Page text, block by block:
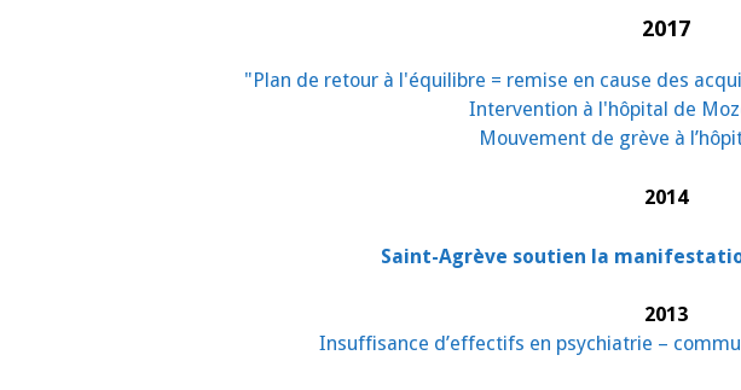
2017
"Plan de retour à l'équilibre = remise en cause des
Intervention à l'hôpital de
Mouvement de grève à
2014
Saint-Agrève soutien la
2013
Insuffisance d’effectifs en psychiatrie –